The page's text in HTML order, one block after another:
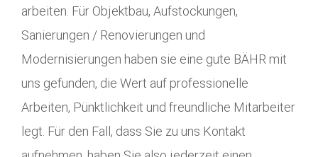
arbeiten. Für Objektbau, Aufstockungen,
Sanierungen / Renovierungen und
Modernisierungen haben sie eine gute BÄHR mit
uns gefunden, die Wert auf professionelle
Arbeiten, Pünktlichkeit und freundliche Mitarbeiter
legt. Für den Fall, dass Sie zu uns Kontakt